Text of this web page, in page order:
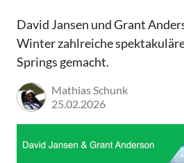
David Jansen und Grant
Winter zahlreiche
Springs gemacht.
Mathias Schunk
25.02.2026